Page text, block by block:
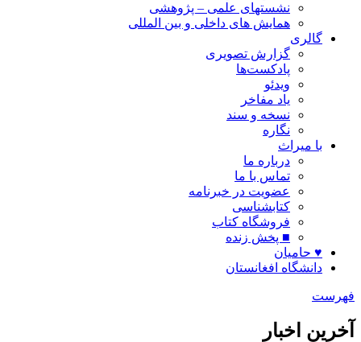
نشستهای علمی – پژوهشی
همایش های داخلی و بین المللی
گالری
گزارش تصویری
پادکست‌ها
ویدئو
یاد مفاخر
نسخه و سند
نگاره
با میراث
درباره ما
تماس با ما
عضویت در خبرنامه
کتابشناسی
فروشگاه کتاب
■ پخش زنده
♥ حامیان
دانشگاه افغانستان
فهرست
آخرین اخبار